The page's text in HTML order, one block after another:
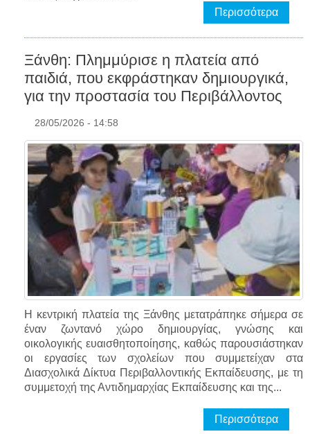
Περισσότερα
Ξάνθη: Πλημμύρισε η πλατεία από
παιδιά, που εκφράστηκαν δημιουργικά,
για την προστασία του Περιβάλλοντος
28/05/2026 - 14:58
Η κεντρική πλατεία της Ξάνθης μετατράπηκε σήμερα σε
έναν ζωντανό χώρο δημιουργίας, γνώσης και
οικολογικής ευαισθητοποίησης, καθώς παρουσιάστηκαν
οι εργασίες των σχολείων που συμμετείχαν στα
Διασχολικά Δίκτυα Περιβαλλοντικής Εκπαίδευσης, με τη
συμμετοχή της Αντιδημαρχίας Εκπαίδευσης και της...
Περισσότερα